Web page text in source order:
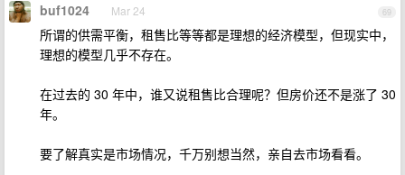
69
buf1024 Mar 24
所谓的供需平衡，租售比等等都是理想的经济模型，但现实中，
理想的模型几乎不存在。
在过去的 30 年中，谁又说租售比合理呢？但房价还不是涨了 30
年。
要了解真实是市场情况，千万别想当然，亲自去市场看看。